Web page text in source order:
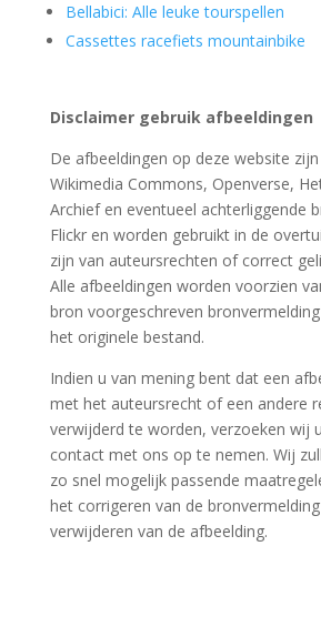
Bellabici: Alle leuke tourspellen
Cassettes racefiets mountainbike
Disclaimer gebruik afbeeldingen
De afbeeldingen op deze website
Wikimedia Commons, Openverse,
Archief en eventueel achterliggende
Flickr en worden gebruikt in de
zijn van auteursrechten of correct
Alle afbeeldingen worden voorzien
bron voorgeschreven
het originele bestand.
Indien u van mening bent dat een
met het auteursrecht of een andere
verwijderd te worden, verzoeken wij
contact met ons op te nemen. Wij
zo snel mogelijk passende
het corrigeren van de
verwijderen van de afbeelding.